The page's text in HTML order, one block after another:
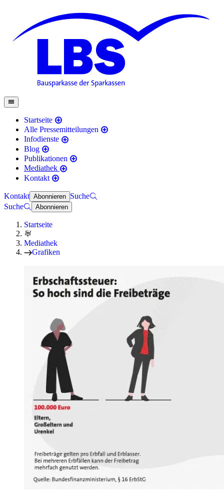
Startseite
Alle Pressemitteilungen
Infodienste
Blog
Publikationen
Mediathek
Kontakt
Kontakt Abonnieren Suche
Suche
Abonnieren
Startseite
Mediathek
Grafiken